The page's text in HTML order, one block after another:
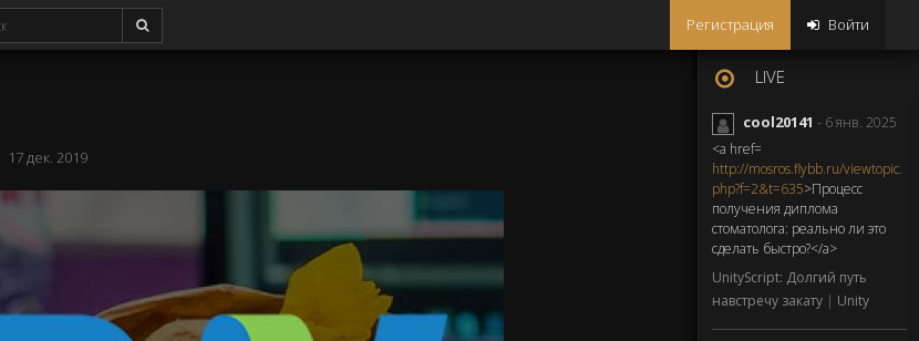
Регистрация Войти
LIVE
cool20141 - 6 янв. 2025
<a href=
http://mosros.flybb.ru/viewtopic.
php?f=2&t=635>Процесс
получения диплома
стоматолога: реально ли это
сделать быстро?</a>
UnityScript: Долгий путь
навстречу закату | Unity
17 дек. 2019